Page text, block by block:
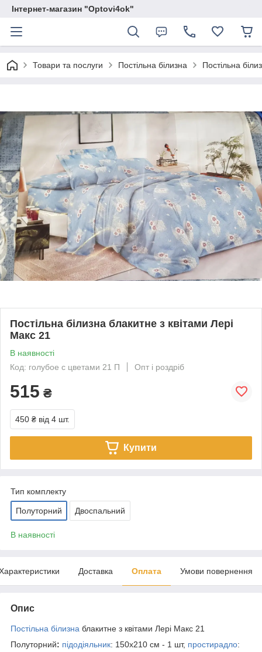
Інтернет-магазин "Optovi4ok"
Товари та послуги Постільна білизна Постільна
Постільна білизна блакитне з квітами Лері
Макс 21
В наявності
Код: голубое с цветами 21 П
Опт і роздріб
515 ₴
450 ₴ від 4 шт.
Купити
Тип комплекту
Полуторний Двоспальний
В наявності
Доставка Оплата Умови повернення
Опис
Постільна білизна блакитне з квітами Лері Макс 21
Полуторний: підодіяльник: 150х210 см - 1 шт, простирадло: